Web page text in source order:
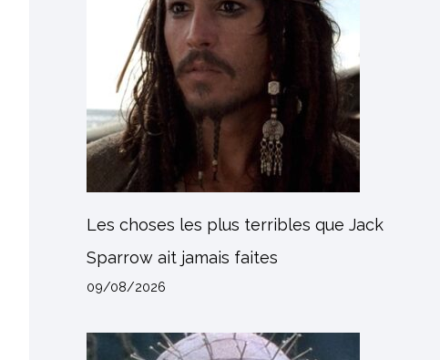
Les choses les plus terribles que Jack
Sparrow ait jamais faites
09/08/2026